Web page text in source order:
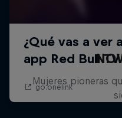
Mujeres pioneras